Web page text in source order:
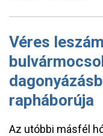
Véres
rapháborúja
Az utóbbi másfél